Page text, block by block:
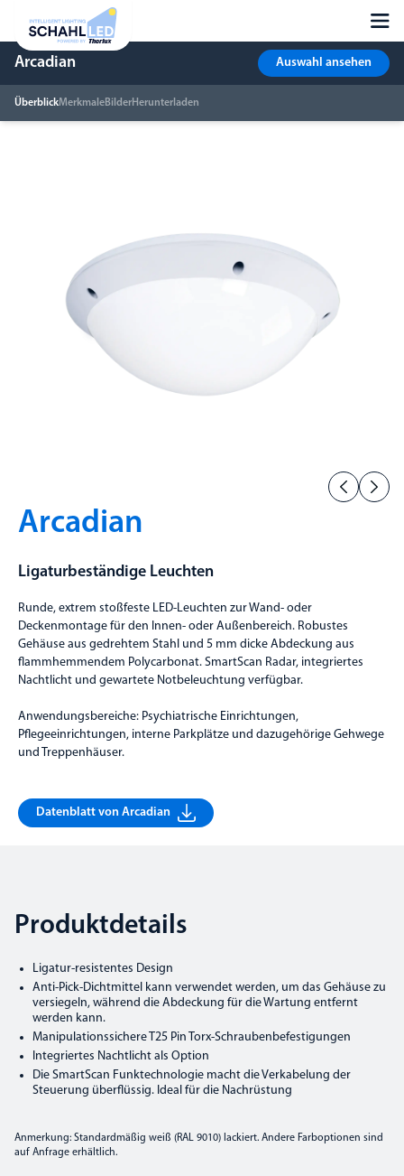
Arcadian
ÜberblickMerkmaleBilderHerunterladen
Auswahl ansehen
Arcadian
Ligaturbeständige Leuchten
Runde, extrem stoßfeste LED-Leuchten zur Wand- oder
Deckenmontage für den Innen- oder Außenbereich. Robustes
Gehäuse aus gedrehtem Stahl und 5 mm dicke Abdeckung aus
flammhemmendem Polycarbonat. SmartScan Radar, integriertes
Nachtlicht und gewartete Notbeleuchtung verfügbar.
Anwendungsbereiche: Psychiatrische Einrichtungen,
Pflegeeinrichtungen, interne Parkplätze und dazugehörige Gehwege
und Treppenhäuser.
Datenblatt von Arcadian
Produktdetails
Ligatur-resistentes Design
Anti-Pick-Dichtmittel kann verwendet werden, um das Gehäuse zu
versiegeln, während die Abdeckung für die Wartung entfernt
werden kann.
Manipulationssichere T25 Pin Torx-Schraubenbefestigungen
Integriertes Nachtlicht als Option
Die SmartScan Funktechnologie macht die Verkabelung der
Steuerung überflüssig. Ideal für die Nachrüstung
Anmerkung: Standardmäßig weiß (RAL 9010) lackiert. Andere Farboptionen sind
auf Anfrage erhältlich.